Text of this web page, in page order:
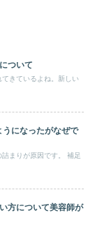
ついて
きているよね。新しい
になったがなぜで
まりが原因です。 補足
方について美容師が